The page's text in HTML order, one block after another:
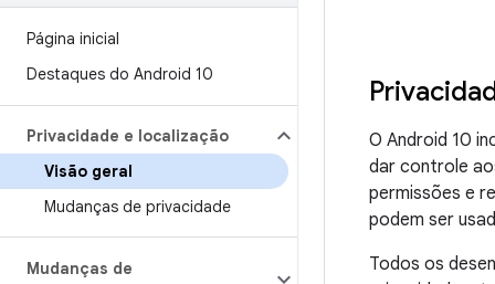
Página inicial
Destaques do Android 10
Privacidade e localização
Visão geral
Mudanças de privacidade
Mudanças de
O Android 10
dar controle
permissões e
podem ser
Todos os